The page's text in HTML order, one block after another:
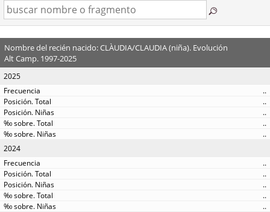
Nombre del recién nacido: CLÀUDIA/CLAUDIA (niña). Evolución
Alt Camp. 1997-2025
2025
..
..
..
..
..
2024
..
..
..
..
..